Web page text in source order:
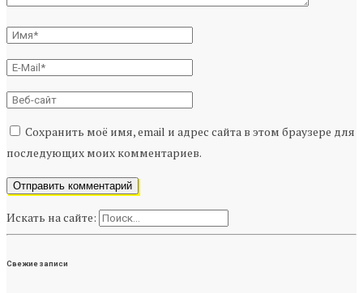
Сохранить моё имя, email и адрес сайта в этом браузере для
последующих моих комментариев.
Искать на сайте:
Свежие записи